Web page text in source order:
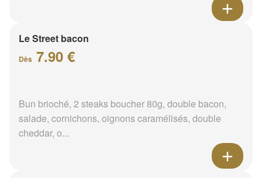
Le Street bacon
Dès 7.90 €
Bun brioché, 2 steaks boucher 80g, double bacon,
salade, cornichons, oignons caramélisés, double
cheddar, o...